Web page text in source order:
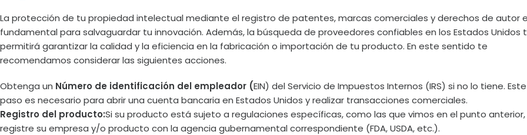
La protección de tu propiedad intelectual mediante el registro de patentes, marcas comerciales y derechos de autor
fundamental para salvaguardar tu innovación. Además, la búsqueda de proveedores confiables en los Estados Unidos
permitirá garantizar la calidad y la eficiencia en la fabricación o importación de tu producto. En este sentido te
recomendamos considerar las siguientes acciones.
Obtenga un Número de identificación del empleador (EIN) del Servicio de Impuestos Internos (IRS) si no lo tiene. Este
paso es necesario para abrir una cuenta bancaria en Estados Unidos y realizar transacciones comerciales.
Registro del producto:Si su producto está sujeto a regulaciones específicas, como las que vimos en el punto anterior,
registre su empresa y/o producto con la agencia gubernamental correspondiente (FDA, USDA, etc.).